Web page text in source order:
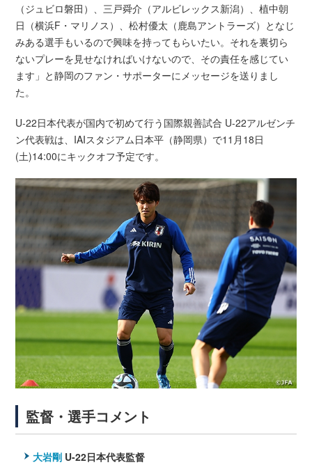
（ジュビロ磐田）、三戸舜介（アルビレックス新潟）、植中朝
日（横浜F・マリノス）、松村優太（鹿島アントラーズ）となじ
みある選手もいるので興味を持ってもらいたい。それを裏切ら
ないプレーを見せなければいけないので、その責任を感じてい
ます」と静岡のファン・サポーターにメッセージを送りまし
た。
U-22日本代表が国内で初めて行う国際親善試合 U-22アルゼンチ
ン代表戦は、IAIスタジアム日本平（静岡県）で11月18日
(土)14:00にキックオフ予定です。
監督・選手コメント
大岩剛 U-22日本代表監督